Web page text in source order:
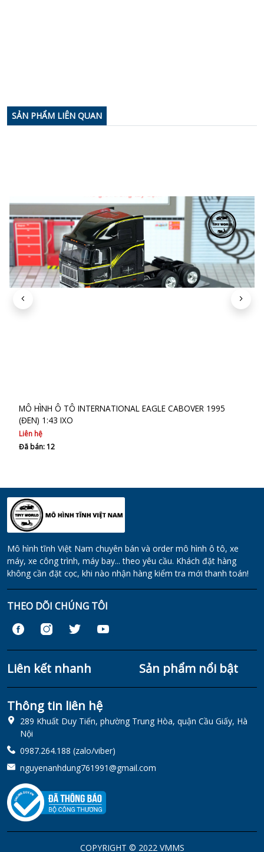
SẢN PHẨM LIÊN QUAN
MÔ HÌNH Ô TÔ INTERNATIONAL EAGLE CABOVER 1995
(ĐEN) 1:43 IXO
Liên hệ
Đã bán: 12
Mô hình tĩnh Việt Nam chuyên bán và order mô hình ô tô, xe
máy, xe công trình, máy bay... theo yêu cầu. Khách đặt hàng
không cần đặt cọc, khi nào nhận hàng kiểm tra mới thanh toán!
THEO DÕI CHÚNG TÔI
Liên kết nhanh Sản phẩm nổi bật
Thông tin liên hệ
289 Khuất Duy Tiến, phường Trung Hòa, quận Cầu Giấy, Hà
Nội
0987.264.188 (zalo/viber)
nguyenanhdung761991@gmail.com
COPYRIGHT © 2022 VMMS